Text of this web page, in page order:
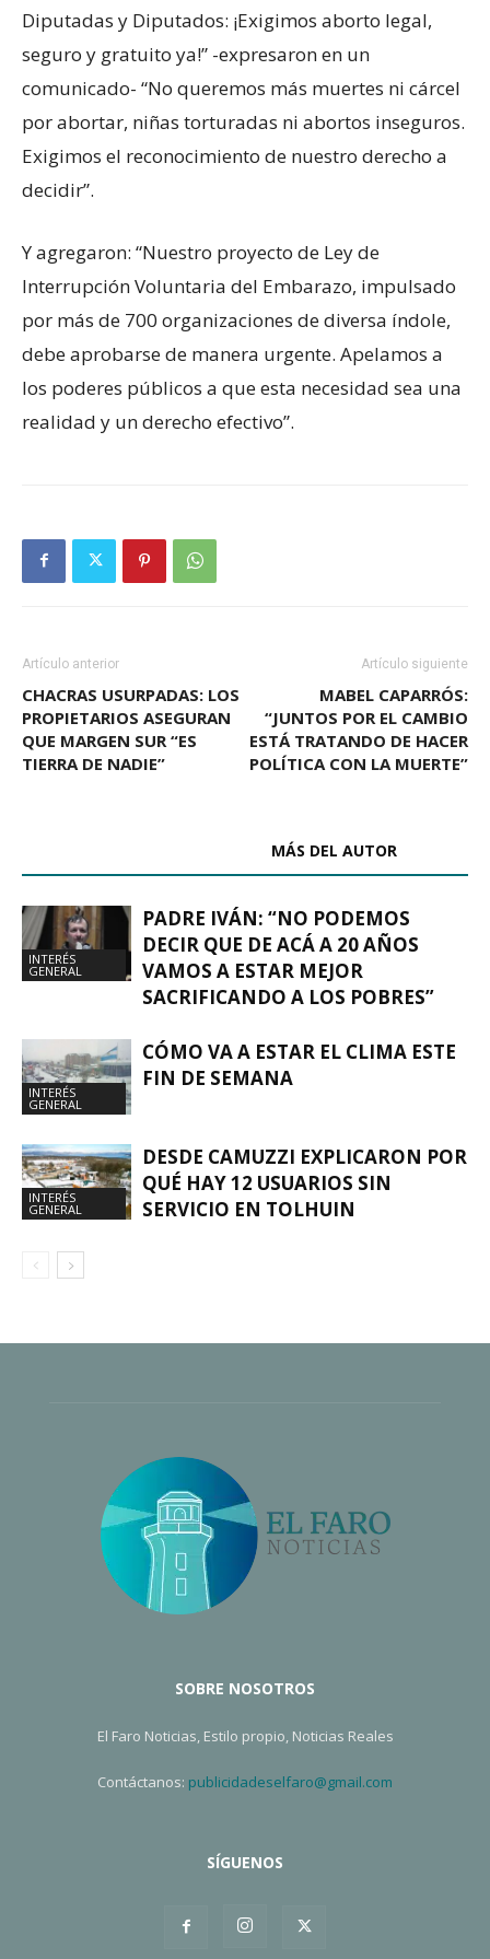
Diputadas y Diputados: ¡Exigimos aborto legal,
seguro y gratuito ya!” -expresaron en un
comunicado- “No queremos más muertes ni cárcel
por abortar, niñas torturadas ni abortos inseguros.
Exigimos el reconocimiento de nuestro derecho a
decidir”.
Y agregaron: “Nuestro proyecto de Ley de
Interrupción Voluntaria del Embarazo, impulsado
por más de 700 organizaciones de diversa índole,
debe aprobarse de manera urgente. Apelamos a
los poderes públicos a que esta necesidad sea una
realidad y un derecho efectivo”.
Artículo anterior
CHACRAS USURPADAS: LOS
PROPIETARIOS ASEGURAN
QUE MARGEN SUR “ES
TIERRA DE NADIE”
Artículo siguiente
MABEL CAPARRÓS:
“JUNTOS POR EL CAMBIO
ESTÁ TRATANDO DE HACER
POLÍTICA CON LA MUERTE”
MÁS DEL AUTOR
INTERÉS
GENERAL
PADRE IVÁN: “NO PODEMOS
DECIR QUE DE ACÁ A 20 AÑOS
VAMOS A ESTAR MEJOR
SACRIFICANDO A LOS POBRES”
INTERÉS
GENERAL
CÓMO VA A ESTAR EL CLIMA ESTE
FIN DE SEMANA
INTERÉS
GENERAL
DESDE CAMUZZI EXPLICARON POR
QUÉ HAY 12 USUARIOS SIN
SERVICIO EN TOLHUIN
SOBRE NOSOTROS
El Faro Noticias, Estilo propio, Noticias Reales
Contáctanos: publicidadeselfaro@gmail.com
SÍGUENOS